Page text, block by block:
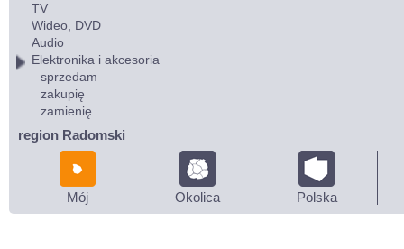
TV
Wideo, DVD
Audio
Elektronika i akcesoria
sprzedam
zakupię
zamienię
region Radomski
Mój Okolica Polska